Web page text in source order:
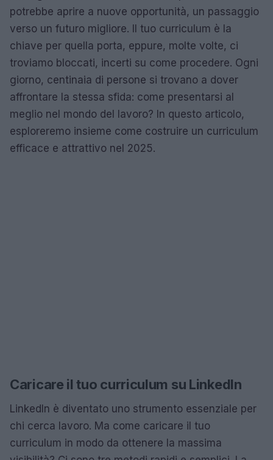
potrebbe aprire a nuove opportunità, un passaggio
verso un futuro migliore. Il tuo curriculum è la
chiave per quella porta, eppure, molte volte, ci
troviamo bloccati, incerti su come procedere. Ogni
giorno, centinaia di persone si trovano a dover
affrontare la stessa sfida: come presentarsi al
meglio nel mondo del lavoro? In questo articolo,
esploreremo insieme come costruire un curriculum
efficace e attrattivo nel 2025.
Caricare il tuo curriculum su LinkedIn
LinkedIn è diventato uno strumento essenziale per
chi cerca lavoro. Ma come caricare il tuo
curriculum in modo da ottenere la massima